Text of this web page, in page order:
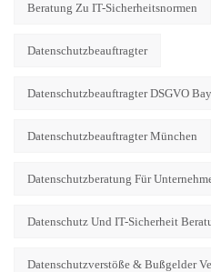
Beratung Zu IT-Sicherheitsnormen
Datenschutzbeauftragter
Datenschutzbeauftragter DSGVO
Datenschutzbeauftragter München
Datenschutzberatung Für
Datenschutz Und IT-Sicherheit
Datenschutzverstöße & Bußgelder